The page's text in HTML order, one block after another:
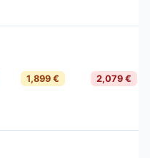
1,899 € 2,079 €